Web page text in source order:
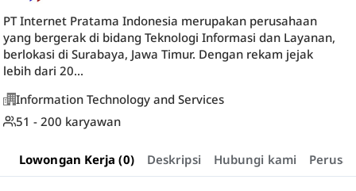
PT Internet Pratama Indonesia merupakan perusahaan
yang bergerak di bidang Teknologi Informasi dan Layanan,
berlokasi di Surabaya, Jawa Timur. Dengan rekam jejak
lebih dari 20...
Information Technology and Services
51 - 200 karyawan
Lowongan Kerja (0) Deskripsi Hubungi kami